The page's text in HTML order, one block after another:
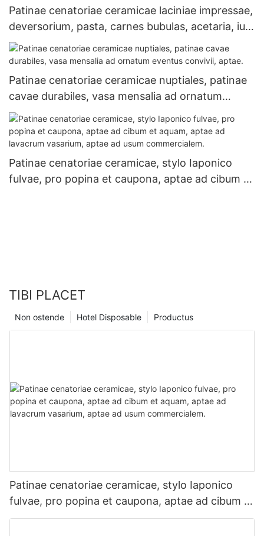
Patinae cenatoriae ceramicae laciniae impressae,
deversorium, pasta, carnes bubulas, acetaria, ius,
albae, ad convivium nuptiale, donum elegans,
vasa cenatoria
Patinae cenatoriae ceramicae nuptiales, patinae
cavae durabiles, vasa mensalia ad ornatum
eventus convivii, aptae.
Patinae cenatoriae ceramicae, stylo Iaponico
fulvae, pro popina et caupona, aptae ad cibum et
TIBI PLACET
Productus
Hotel Disposable
Non ostende
Patinae cenatoriae ceramicae, stylo Iaponico
fulvae, pro popina et caupona, aptae ad cibum et
aquam, aptae ad lavacrum vasarium, aptae ad